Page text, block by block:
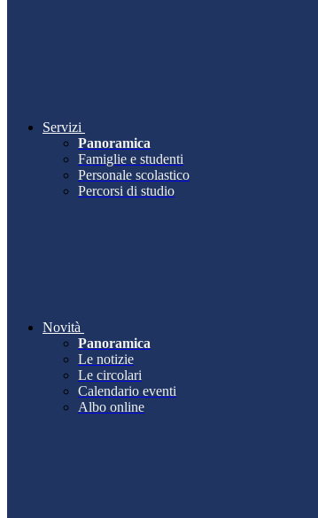
Servizi
Panoramica
Famiglie e studenti
Personale scolastico
Percorsi di studio
Novità
Panoramica
Le notizie
Le circolari
Calendario eventi
Albo online